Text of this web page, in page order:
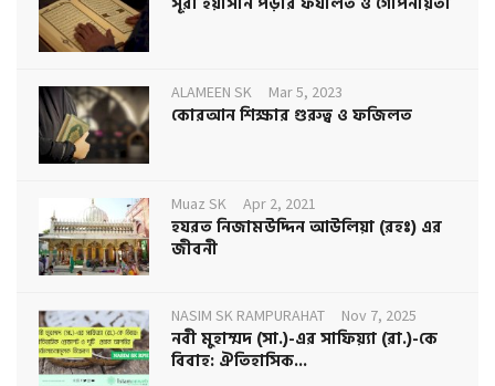
ALAMEEN SK Mar 5, 2023
কোরআন শিক্ষার গুরুত্ব ও ফজিলত
Muaz SK Apr 2, 2021
হযরত নিজামউদ্দিন আউলিয়া (রহঃ) এর
জীবনী
NASIM SK RAMPURAHAT Nov 7, 2025
নবী মুহাম্মদ (সা.)-এর সাফিয়্যা (রা.)-কে
বিবাহ: ঐতিহাসিক...